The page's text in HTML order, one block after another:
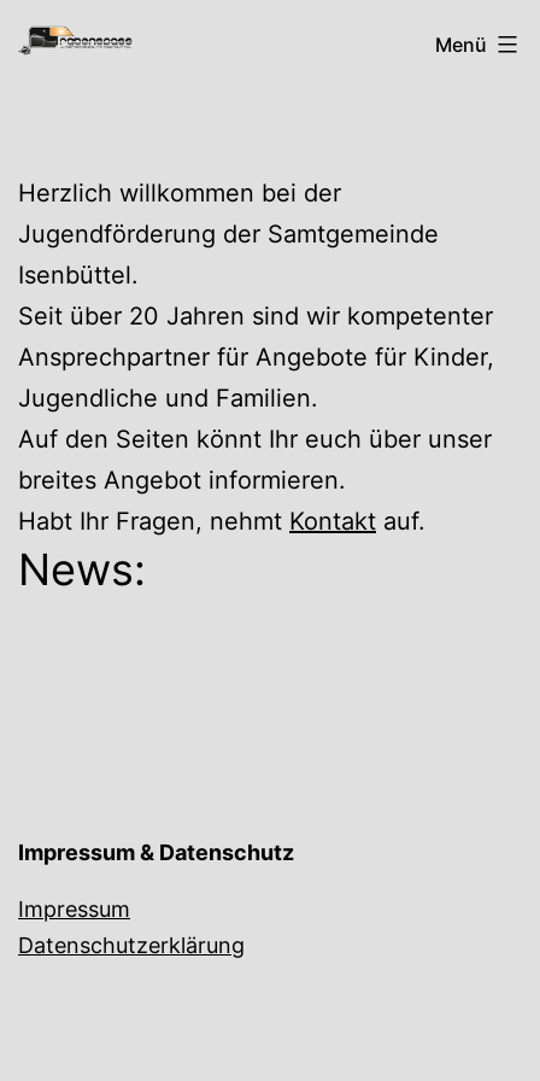
Zum
Inhalt
RabenspassMenü
Herzlich willkommen bei der
Jugendförderung der Samtgemeinde
Isenbüttel.
Seit über 20 Jahren sind wir kompetenter
Ansprechpartner für Angebote für Kinder,
Jugendliche und Familien.
Auf den Seiten könnt Ihr euch über unser
breites Angebot informieren.
Habt Ihr Fragen, nehmt Kontakt auf.
News:
Impressum & Datenschutz
Impressum
Datenschutzerklärung